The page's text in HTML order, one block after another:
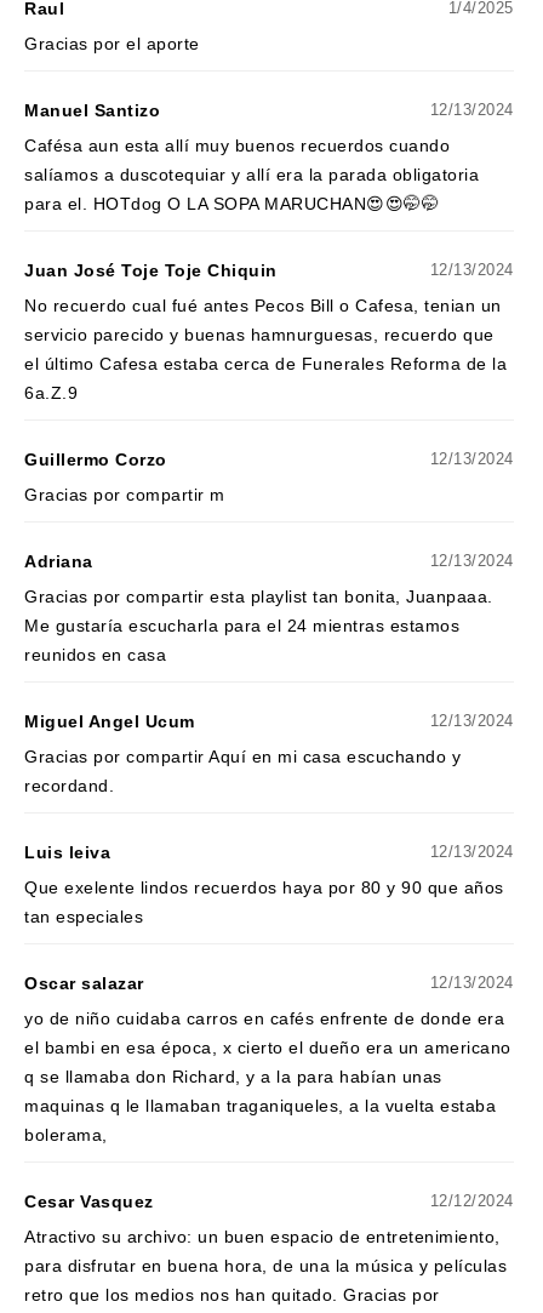
Raul 1/4/2025
Gracias por el aporte
Manuel Santizo 12/13/2024
Cafésa aun esta allí muy buenos recuerdos cuando
salíamos a duscotequiar y allí era la parada obligatoria
para el. HOTdog O LA SOPA MARUCHAN😍😍🤭🤭
Juan José Toje Toje Chiquin 12/13/2024
No recuerdo cual fué antes Pecos Bill o Cafesa, tenian un
servicio parecido y buenas hamnurguesas, recuerdo que
el último Cafesa estaba cerca de Funerales Reforma de la
6a.Z.9
Guillermo Corzo 12/13/2024
Gracias por compartir m
Adriana 12/13/2024
Gracias por compartir esta playlist tan bonita, Juanpaaa.
Me gustaría escucharla para el 24 mientras estamos
reunidos en casa
Miguel Angel Ucum 12/13/2024
Gracias por compartir Aquí en mi casa escuchando y
recordand.
Luis leiva 12/13/2024
Que exelente lindos recuerdos haya por 80 y 90 que años
tan especiales
Oscar salazar 12/13/2024
yo de niño cuidaba carros en cafés enfrente de donde era
el bambi en esa época, x cierto el dueño era un americano
q se llamaba don Richard, y a la para habían unas
maquinas q le llamaban traganiqueles, a la vuelta estaba
bolerama,
Cesar Vasquez 12/12/2024
Atractivo su archivo: un buen espacio de entretenimiento,
para disfrutar en buena hora, de una la música y películas
retro que los medios nos han quitado. Gracias por